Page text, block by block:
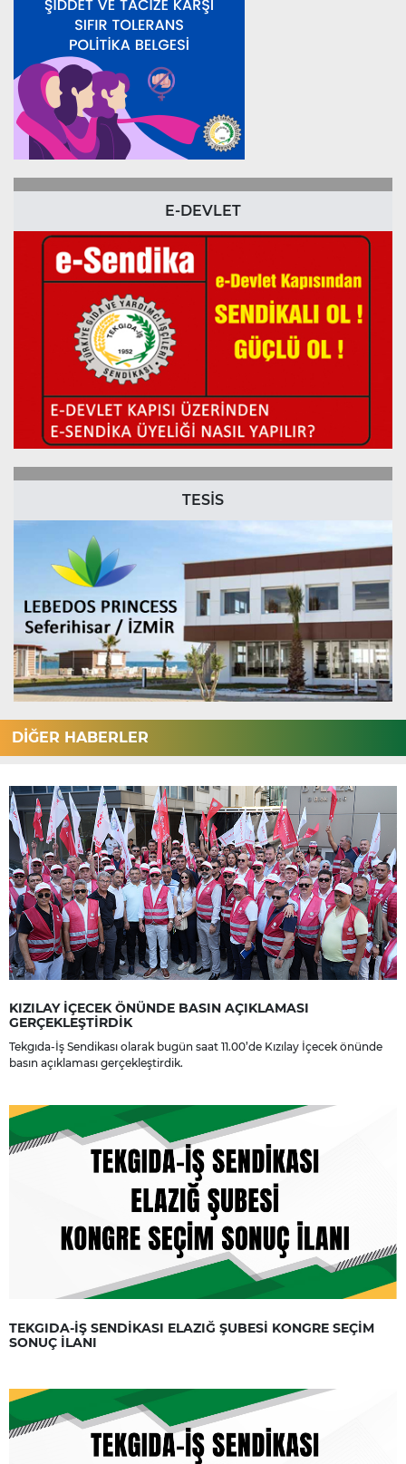
E-DEVLET
TESİS
DİĞER HABERLER
KIZILAY İÇECEK ÖNÜNDE BASIN AÇIKLAMASI
GERÇEKLEŞTİRDİK
Tekgıda-İş Sendikası olarak bugün saat 11.00’de Kızılay İçecek önünde
basın açıklaması gerçekleştirdik.
TEKGIDA-İŞ SENDİKASI ELAZIĞ ŞUBESİ KONGRE SEÇİM
SONUÇ İLANI